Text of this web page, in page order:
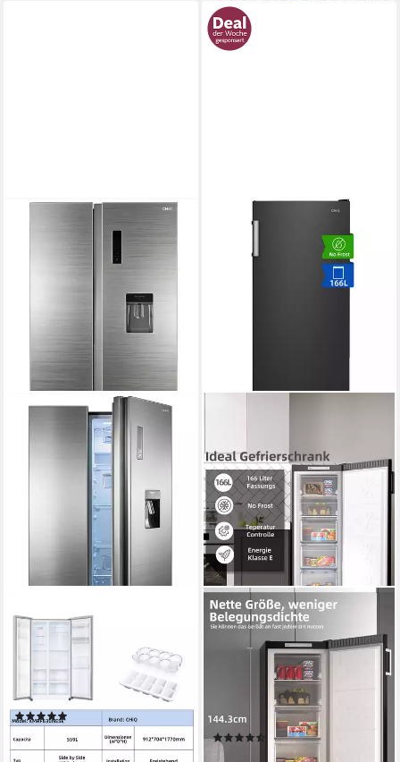
Side-by-Side KMRF630NESE
91.2 x 177 x 70.4 cm
B/H/T
Kapazität Kühlen
203 l
Kapazität Frieren
Produktdatenblatt
1.290,99 €
18,87 €mtl. in 48 Raten
CHIQ
Gefrierschrank Kompakt
Gefrierschrank FSD166NE4E
54 x 144.3 x 59 cm B/H/T
Kapazität Gefrieren
Betriebsgeräusch
Produktdatenblatt
(11)
ab 359,99 € UVP429,99 €